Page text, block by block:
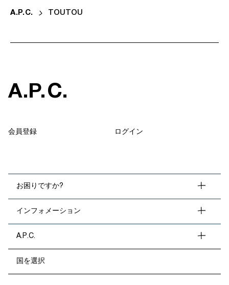
A.P. C. TOUTOU
A.P.C.
会員登録 ログイン
お困りですか?
インフォメーション
A.P.C.
国を選択